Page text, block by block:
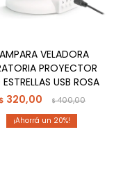
VELADORA
PROYECTOR
ESTRELLAS USB ROSA
$ 320,00 $400,00
20